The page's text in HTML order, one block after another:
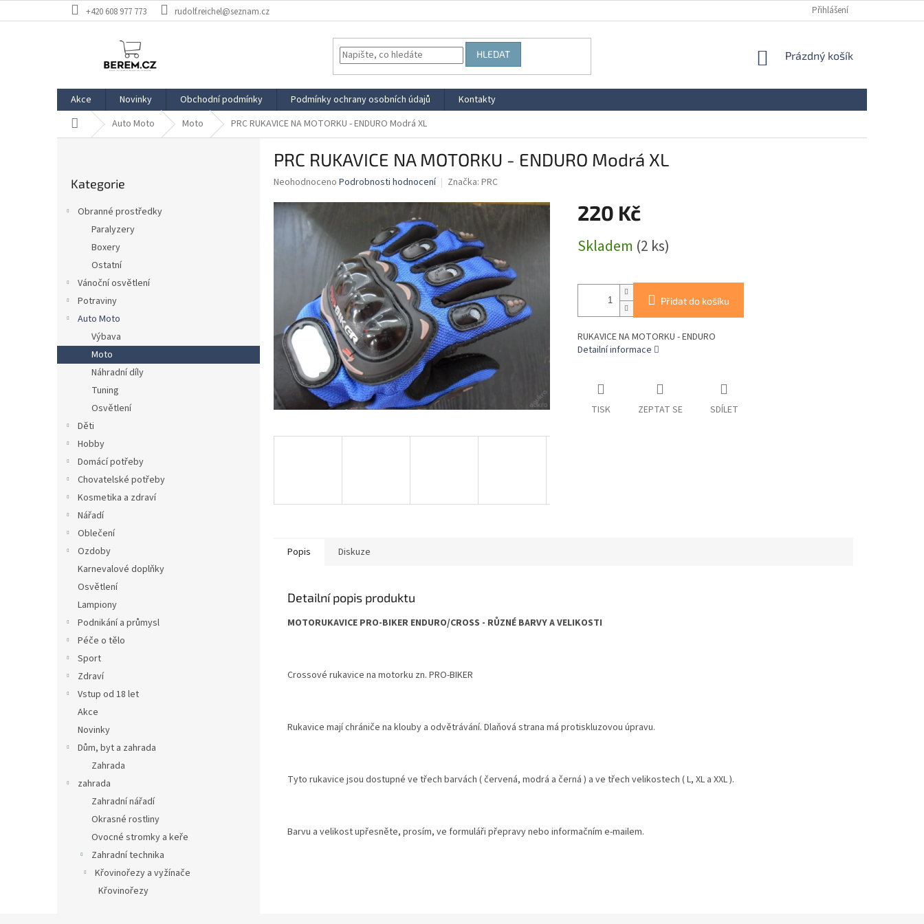
na
+420 608 977 773 rudolf.reichel@seznam.cz Přihlášení
HLEDAT
NÁKUPNÍ
Prázdný košík
Akce Novinky Obchodní podmínky Podmínky ochrany osobních údajů
Kontakty
Domů Auto Moto Moto PRC RUKAVICE NA MOTORKU - ENDURO Modrá XL
l
kategorie
Kategorie
Obranné prostředky
Paralyzery
Boxery
Ostatní
Vánoční osvětlení
Potraviny
Auto Moto
Výbava
Moto
Náhradní díly
Tuning
Osvětlení
Děti
Hobby
Domácí potřeby
Chovatelské potřeby
Kosmetika a zdraví
Nářadí
Oblečení
Ozdoby
Karnevalové doplňky
Osvětlení
Lampiony
Podnikání a průmysl
Péče o tělo
Sport
Zdraví
Vstup od 18 let
Akce
Novinky
Dům, byt a zahrada
Zahrada
zahrada
Zahradní nářadí
Okrasné rostliny
Ovocné stromky a keře
Zahradní technika
Křovinořezy a vyžínače
Křovinořezy
PRC RUKAVICE NA MOTORKU - ENDURO Modrá XL
Průměrné
produktu
Neohodnoceno Podrobnosti hodnocení Značka: PRC
220 Kč
cena:
Skladem (2 ks)
Přidat do košíku
RUKAVICE NA MOTORKU - ENDURO
Detailní informace
TISK ZEPTAT SE SDÍLET
Popis Diskuze
Detailní popis produktu
MOTORUKAVICE PRO-BIKER ENDURO/CROSS - RŮZNÉ BARVY A VELIKOSTI
Crossové rukavice na motorku zn. PRO-BIKER
Rukavice mají chrániče na klouby a odvětrávání. Dlaňová strana má protiskluzovou úpravu.
Tyto rukavice jsou dostupné ve třech barvách ( červená, modrá a černá ) a ve třech velikostech ( L, XL a XXL ).
Barvu a velikost upřesněte, prosím, ve formuláři přepravy nebo informačním e-mailem.